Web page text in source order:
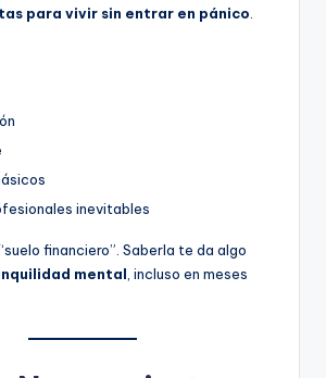
para vivir sin entrar en pánico
inevitables
financiero”. Saberla te da algo
mental , incluso en meses